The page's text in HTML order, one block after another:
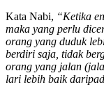
Kata Nabi, “Ketika
maka yang perlu
orang yang duduk
berdiri saja, tidak
orang yang jalan
lari lebih baik